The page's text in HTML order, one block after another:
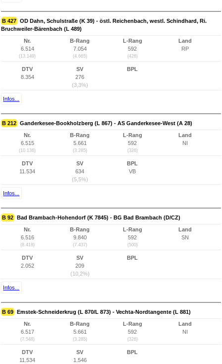
B 427 OD Dahn, Schulstraße (K 39) - östl. Reichenbach, westl. Schindhard, Ri.
Bruchweiler-Bärenbach (L 489)
Nr.
6.514
(13.149)
B-Rang
7.054
(4.665)
L-Rang
592
(426)
Land
RP
DTV
8.354
SV
276
(3,3%)
BPL
Infos...
B 212 Ganderkesee-Bookholzberg (L 867) - AS Ganderkesee-West (A 28)
Nr.
6.515
(10.136)
B-Rang
5.661
(3.285)
L-Rang
592
(326)
Land
NI
DTV
11.534
SV
634
(5,5%)
BPL
VB
Infos...
B 92 Bad Brambach-Hohendorf (K 7845) - BG Bad Brambach (D/CZ)
Nr.
6.516
(8.418)
B-Rang
9.840
(7.437)
L-Rang
592
(500)
Land
SN
DTV
2.052
SV
209
(10,2%)
BPL
Infos...
B 69 Emstek-Schneiderkrug (L 870/L 873) - Vechta-Nordtangente (L 881)
Nr.
6.517
(7.548)
B-Rang
5.661
(3.285)
L-Rang
592
(326)
Land
NI
DTV
11.534
SV
1.546
BPL